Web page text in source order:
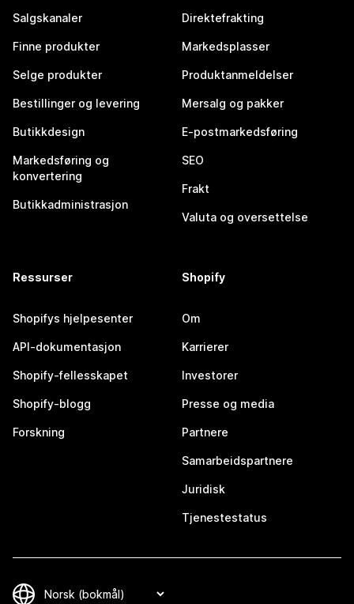
Salgskanaler
Finne produkter
Selge produkter
Bestillinger og levering
Butikkdesign
Markedsføring og
konvertering
Butikkadministrasjon
Direktefrakting
Markedsplasser
Produktanmeldelser
Mersalg og pakker
E-postmarkedsføring
SEO
Frakt
Valuta og oversettelse
Ressurser
Shopifys hjelpesenter
API-dokumentasjon
Shopify-fellesskapet
Shopify-blogg
Forskning
Shopify
Om
Karrierer
Investorer
Presse og media
Partnere
Samarbeidspartnere
Juridisk
Tjenestestatus